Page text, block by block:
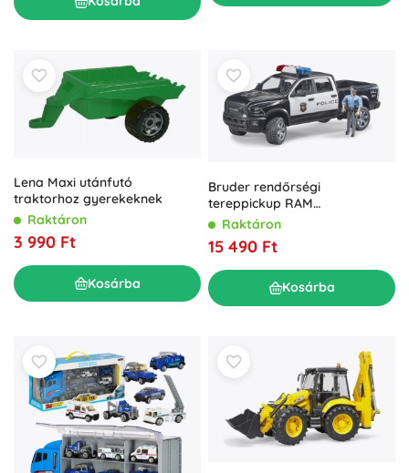
Lena Maxi utánfutó
traktorhoz gyerekeknek
Raktáron
3 990 Ft
Kosárba
Bruder rendőrségi
tereppickup RAM
rendőrfigurával
Raktáron
15 490 Ft
Kosárba